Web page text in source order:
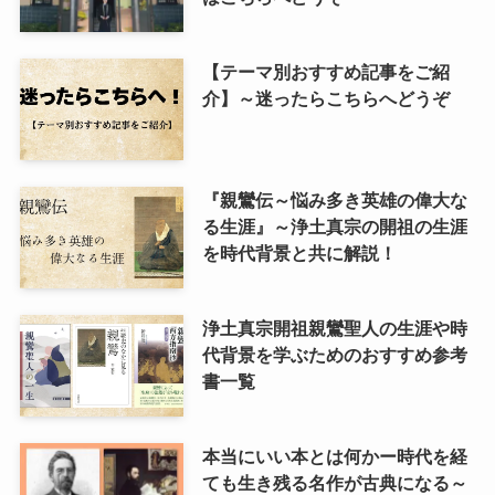
【テーマ別おすすめ記事をご紹
介】～迷ったらこちらへどうぞ
『親鸞伝～悩み多き英雄の偉大な
る生涯』～浄土真宗の開祖の生涯
を時代背景と共に解説！
浄土真宗開祖親鸞聖人の生涯や時
代背景を学ぶためのおすすめ参考
書一覧
本当にいい本とは何かー時代を経
ても生き残る名作が古典になる～